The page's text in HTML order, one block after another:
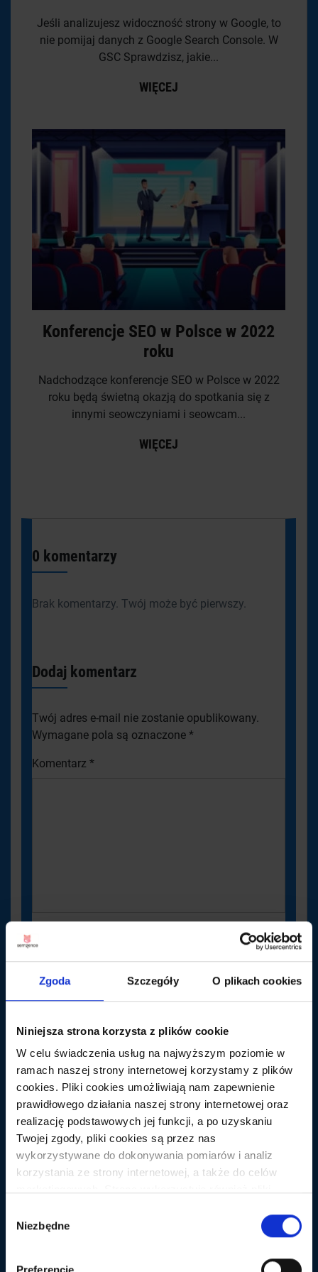
Zgoda Szczegóły O plikach cookies
Niniejsza strona korzysta z plików cookie
W celu świadczenia usług na najwyższym poziomie w
ramach naszej strony internetowej korzystamy z plików
cookies. Pliki cookies umożliwiają nam zapewnienie
prawidłowego działania naszej strony internetowej oraz
realizację podstawowych jej funkcji, a po uzyskaniu
Twojej zgody, pliki cookies są przez nas
wykorzystywane do dokonywania pomiarów i analiz
korzystania ze strony internetowej, a także do celów
anonimowe pingi) podmiotów trzecich w celu korzystania
marketingowych. Aby wyrazić zgodę na instalowanie na
zgody
Niezbędne
Preferencje
Jeśli analizujesz widoczność strony w Google, to
nie pomijaj danych z Google Search Console. W
GSC Sprawdzisz, jakie...
WIĘCEJ
Konferencje SEO w Polsce w 2022
roku
Nadchodzące konferencje SEO w Polsce w 2022
roku będą świetną okazją do spotkania się z
innymi seowczyniami i seowcam...
WIĘCEJ
0 komentarzy
Brak komentarzy. Twój może być pierwszy.
Dodaj komentarz
Twój adres e-mail nie zostanie opublikowany.
Wymagane pola są oznaczone *
Komentarz *
Adres e-mail* Witryna internetowa
Klikając przycisk"Opublikuj komentarz"potwierdzasz, że zapoznałeś się z
dane podane w formularzu w celu publikacji komentarza w serwisie.
Administratorem Twoich danych osobowych jest SEMGENCE Sp. z o.o.
Szczegółowe informacje znajdziesz w naszej
Polityce prywatności